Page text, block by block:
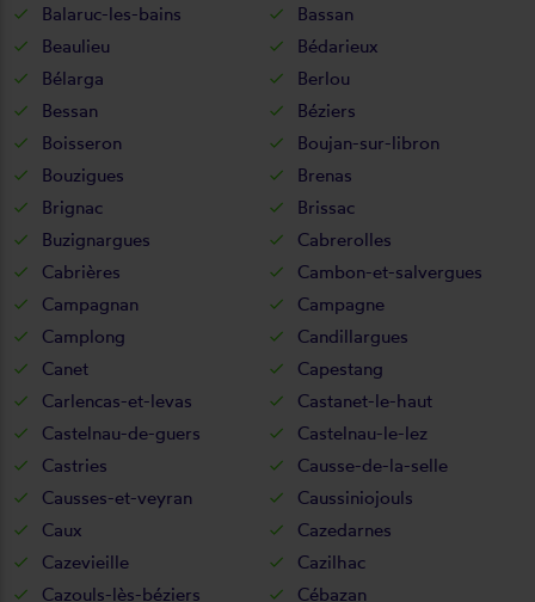
Balaruc-les-bains
Bassan
Beaulieu
Bédarieux
Bélarga
Berlou
Bessan
Béziers
Boisseron
Boujan-sur-libron
Bouzigues
Brenas
Brignac
Brissac
Buzignargues
Cabrerolles
Cabrières
Cambon-et-salvergues
Campagnan
Campagne
Camplong
Candillargues
Canet
Capestang
Carlencas-et-levas
Castanet-le-haut
Castelnau-de-guers
Castelnau-le-lez
Castries
Causse-de-la-selle
Causses-et-veyran
Caussiniojouls
Caux
Cazedarnes
Cazevieille
Cazilhac
Cazouls-lès-béziers
Cébazan